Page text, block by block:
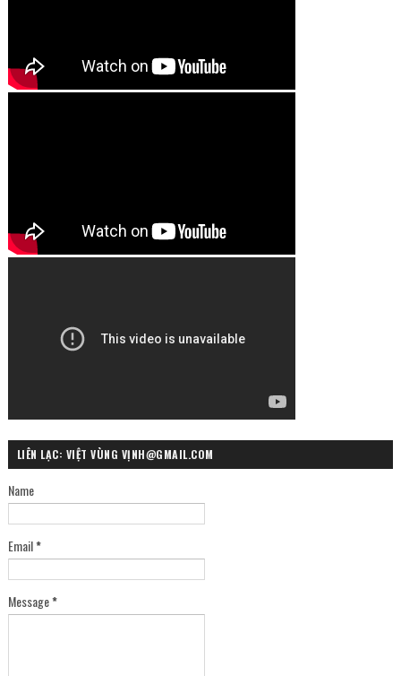
LIÊN LẠC: VIỆT VÙNG VỊNH@GMAIL.COM
Name
Email*
Message*